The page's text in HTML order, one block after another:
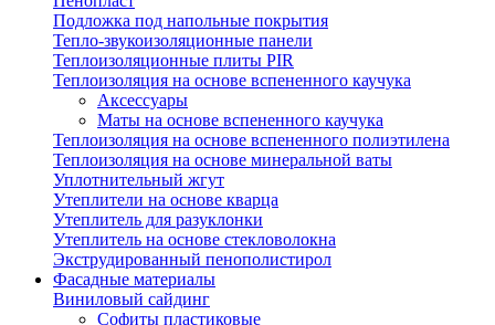
Подложка под напольные покрытия
Тепло-звукоизоляционные панели
Теплоизоляционные плиты PIR
Теплоизоляция на основе вспененного каучука
Аксессуары
Маты на основе вспененного каучука
Теплоизоляция на основе вспененного полиэтилена
Теплоизоляция на основе минеральной ваты
Уплотнительный жгут
Утеплители на основе кварца
Утеплитель для разуклонки
Утеплитель на основе стекловолокна
Экструдированный пенополистирол
Фасадные материалы
Виниловый сайдинг
Cофиты пластиковые